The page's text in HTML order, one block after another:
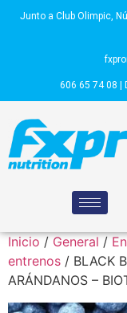
Junto a Club Olimpic,
606 65 74 08 |
Inicio / General /
entrenos / BLACK
ARÁNDANOS –